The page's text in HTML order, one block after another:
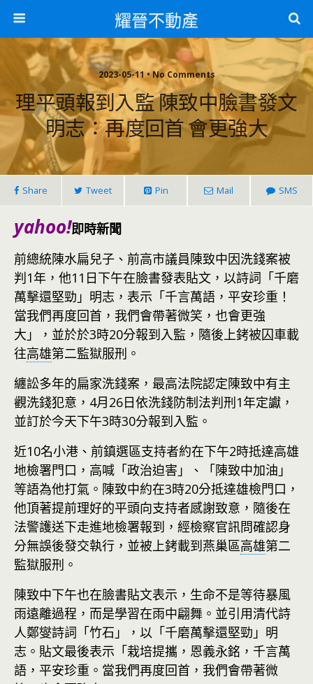
耀晉不動產
2023-05-11 • No Comments
理平頭報到入監 陳致中臉書發文
明志：再度回首 會更強大
Share Tweet Pin Mail SMS
yahoo!即時新聞
前總統陳水扁兒子、前高市議員陳致中因洗錢案被
判1年，他11日下午在臉書發表貼文，以詩詞「千磨
萬擊還堅勁」明志，表示「千言萬語，平安珍重！
當我們再度回首，我們會帶著微笑，也會更強
大」，並於於3時20分報到入監，隨後上銬被囚車載
往高雄第二監獄服刑。
纏訟多年的扁家洗錢案，最高法院認定陳致中有主
觀洗錢犯意，4月26日依洗錢防制法判刑1年定讞，
並訂於今天下午3時30分報到入監。
近10名小港、前鎮選區支持者約在下午2時抵達高雄
地檢署門口，高喊「政治迫害」、「陳致中加油」
等語為他打氣。陳致中約在3時20分抵達雄檢門口，
他頂著提前理好的平頭向支持者感謝致意，隨後在
法警護送下走進地檢署報到，經檢察官訊問確認身
分無誤後發交執行，並被上銬載到燕巢區高雄第二
監獄服刑。
陳致中下午也在臉書貼文表示，生命不是等待暴風
雨遠離過程，而是學習在雨中翩舞。並引用清代詩
人鄭燮詩詞「竹石」，以「千磨萬擊還堅勁」明
志。貼文最後表示「栽培提攜，恩義永銘，千言萬
語，平安珍重。當我們再度回首，我們會帶著微